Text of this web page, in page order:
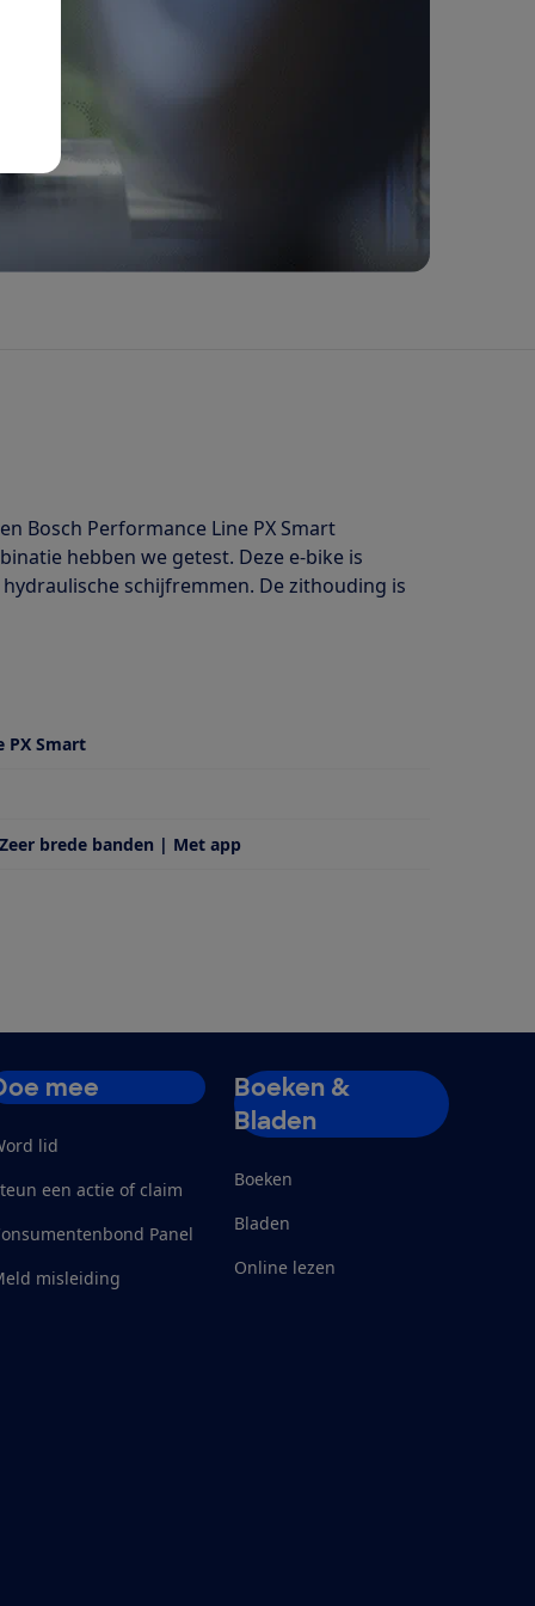
Bosch Performance Line PX Smart
hebben we getest. Deze e-bike is
schijfremmen. De zithouding is
PX Smart
brede banden | Met app
mee
lid
een actie of claim
Panel
misleiding
Boeken &
Bladen
Boeken
Bladen
Online lezen